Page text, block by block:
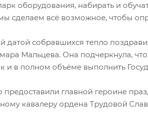
оборудования, набирать и
сделаем всё возможное, чтобы
датой собравшихся тепло
Мальцева. Она подчеркнула,
и в полном объёме выполнить
предоставили главной героине
кавалеру ордена Трудовой